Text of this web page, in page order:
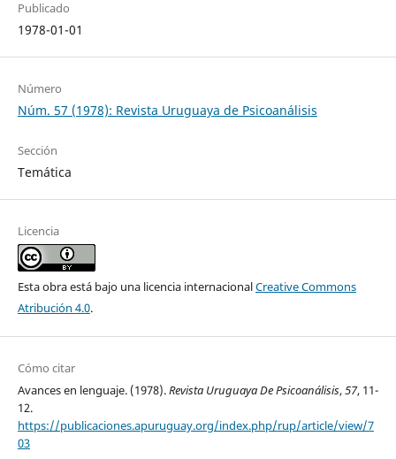
Publicado
1978-01-01
Número
Núm. 57 (1978): Revista Uruguaya de Psicoanálisis
Sección
Temática
Licencia
Esta obra está bajo una licencia internacionalCreative Commons
Atribución 4.0.
Cómo citar
Avances en lenguaje. (1978).Revista Uruguaya De Psicoanálisis,57, 11-
12.
https://publicaciones.apuruguay.org/index.php/rup/article/view/7
03